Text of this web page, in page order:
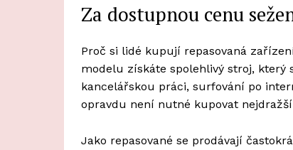
Za dostupnou cenu
Proč si lidé kupují repasovaná
modelu získáte spolehlivý stroj, který
kancelářskou práci, surfování po
opravdu není nutné kupovat
Jako repasované se prodávají